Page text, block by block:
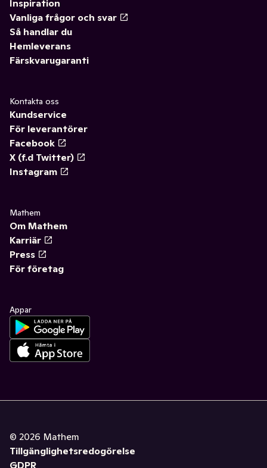
Inspiration
Vanliga frågor och svar
Så handlar du
Hemleverans
Färskvarugaranti
Kontakta oss
Kundservice
För leverantörer
Facebook
X (f.d Twitter)
Instagram
Mathem
Om Mathem
Karriär
Press
För företag
Appar
© 2026 Mathem
Tillgänglighetsredogörelse
GDPR